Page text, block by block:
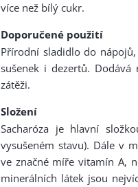
více než bílý cukr.
Doporučené použití
Přírodní sladidlo do
sušenek i dezertů.
zátěži.
Složení
Sacharóza je hlavní
vysušeném stavu). Dále v
ve značné míře vitamín A,
minerálních látek jsou